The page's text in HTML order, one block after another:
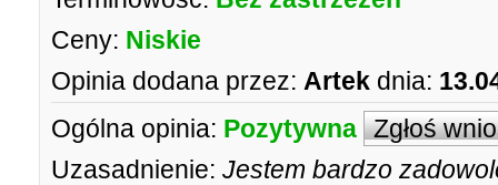
Ceny: Niskie
Opinia dodana przez: Artek dnia:
Ogólna opinia: Pozytywna Zgłoś
Uzasadnienie: Jestem bardzo